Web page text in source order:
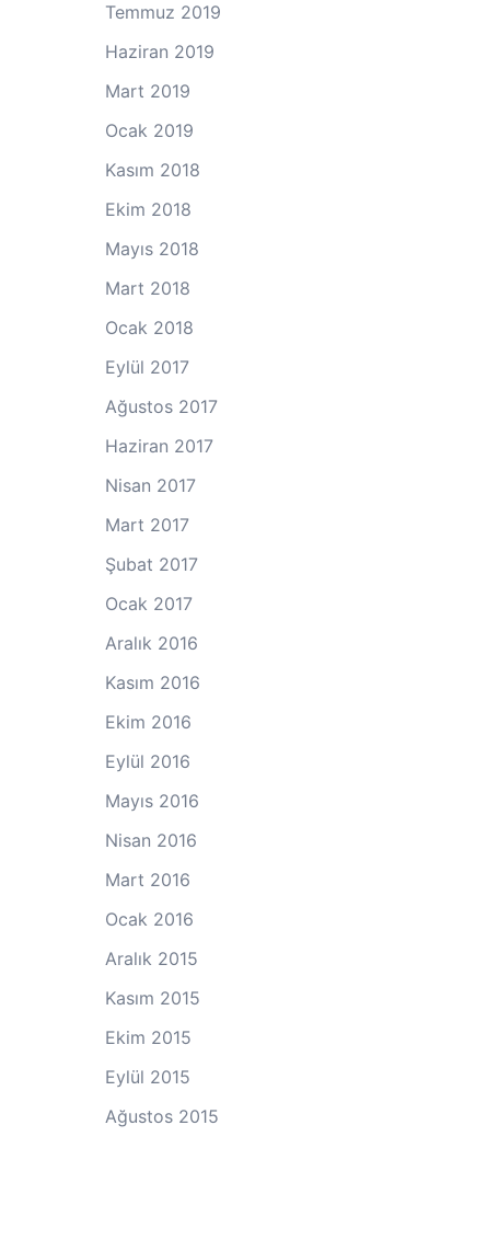
Temmuz 2019
Haziran 2019
Mart 2019
Ocak 2019
Kasım 2018
Ekim 2018
Mayıs 2018
Mart 2018
Ocak 2018
Eylül 2017
Ağustos 2017
Haziran 2017
Nisan 2017
Mart 2017
Şubat 2017
Ocak 2017
Aralık 2016
Kasım 2016
Ekim 2016
Eylül 2016
Mayıs 2016
Nisan 2016
Mart 2016
Ocak 2016
Aralık 2015
Kasım 2015
Ekim 2015
Eylül 2015
Ağustos 2015